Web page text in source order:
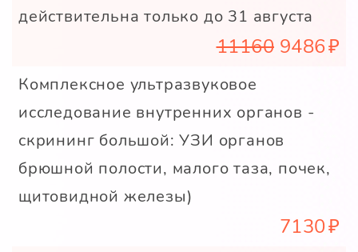
действительна только до 31 августа
11160 9486
Комплексное ультразвуковое
исследование внутренних органов -
скрининг большой: УЗИ органов
брюшной полости, малого таза, почек,
щитовидной железы)
7130